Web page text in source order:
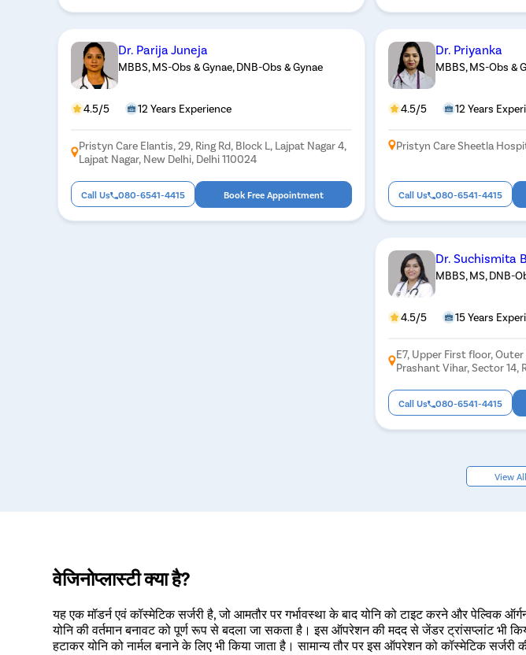
Dr. Parija Juneja
MBBS, MS-Obs & Gynae, DNB-Obs & Gynae
4.5/5 12 Years Experience
Pristyn Care Elantis, 29, Ring Rd, Block L, Lajpat Nagar 4,
Lajpat Nagar, New Delhi, Delhi 110024
Call Us 080-6541-4415 Book Free Appointment
Dr. Priyanka
MBBS, MS-Obs &
4.5/5 12 Years
Pristyn Care Sheetla
Call Us 080-6541-4415
Dr. Suchismita
MBBS, MS, DNB-
4.5/5 15 Years
E7, Upper First floor, Outer
Prashant Vihar, Sector 14,
Call Us 080-6541-4415
View
वेजिनोप्लास्टी क्या है?
यह एक मॉडर्न एवं कॉस्मेटिक सर्जरी है, जो आमतौर पर गर्भावस्था के बाद योनि को टाइट करने और पेल्विक
योनि की वर्तमान बनावट को पूर्ण रूप से बदला जा सकता है। इस ऑपरेशन की मदद से जेंडर ट्रांसप्लांट भी
हटाकर योनि को नार्मल बनाने के लिए भी किया जाता है। सामान्य तौर पर इस ऑपरेशन को कॉस्मेटिक